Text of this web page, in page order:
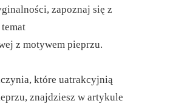
zapoznaj się z
z motywem pieprzu.
które uatrakcyjnią
znajdziesz w artykule